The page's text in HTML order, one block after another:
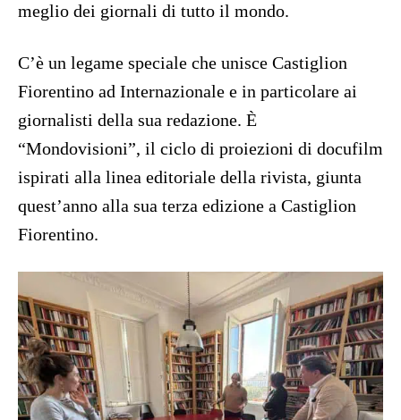
meglio dei giornali di tutto il mondo.
C’è un legame speciale che unisce Castiglion
Fiorentino ad Internazionale e in particolare ai
giornalisti della sua redazione. È
“Mondovisioni”, il ciclo di proiezioni di docufilm
ispirati alla linea editoriale della rivista, giunta
quest’anno alla sua terza edizione a Castiglion
Fiorentino.